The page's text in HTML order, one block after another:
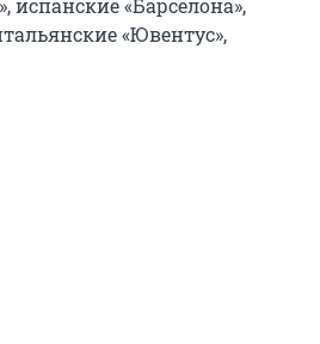
испанские «Барселона»,
«Ювентус»,